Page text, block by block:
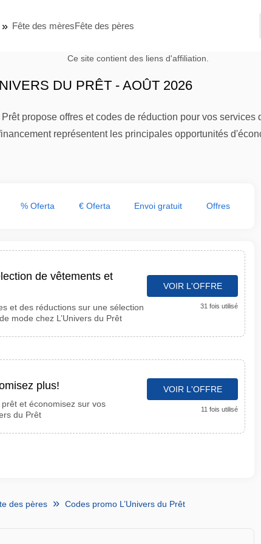
Fête des mèresFête des pères
Ce site contient des liens d'affiliation.
DU PRÊT - AOÛT 2026
Prêt propose offres et codes de réduction pour vos
représentent les principales opportunités
% Oferta € Oferta Envoi gratuit Offres
de vêtements et
et des réductions sur une sélection
mode chez L’Univers du Prêt
VOIR L'OFFRE
31 fois utilisé
plus!
et économisez sur vos
du Prêt
VOIR L'OFFRE
11 fois utilisé
des pères Codes promo L’Univers du Prêt